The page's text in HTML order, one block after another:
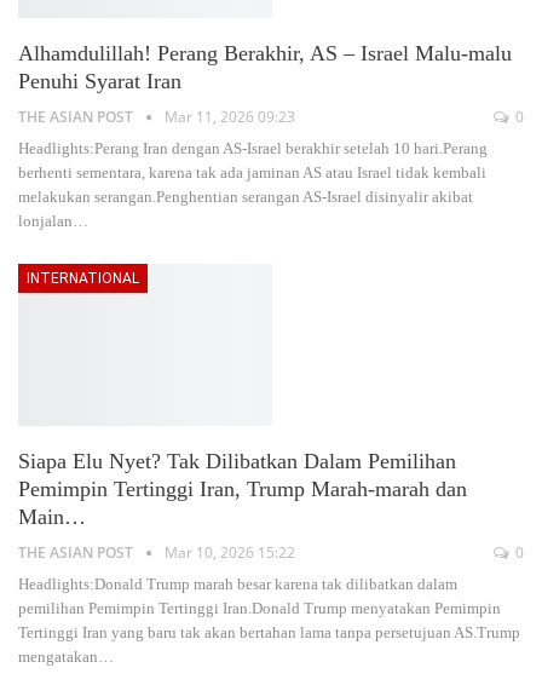
Alhamdulillah! Perang Berakhir, AS – Israel Malu-malu
Penuhi Syarat Iran
THE ASIAN POST Mar 11, 2026 09:23 0
Headlights:Perang Iran dengan AS-Israel berakhir setelah 10 hari.Perang
berhenti sementara, karena tak ada jaminan AS atau Israel tidak kembali
melakukan serangan.Penghentian serangan AS-Israel disinyalir akibat
lonjalan
INTERNATIONAL
Siapa Elu Nyet? Tak Dilibatkan Dalam Pemilihan
Pemimpin Tertinggi Iran, Trump Marah-marah dan
Main…
THE ASIAN POST Mar 10, 2026 15:22 0
Headlights:Donald Trump marah besar karena tak dilibatkan dalam
pemilihan Pemimpin Tertinggi Iran.Donald Trump menyatakan Pemimpin
Tertinggi Iran yang baru tak akan bertahan lama tanpa persetujuan AS.Trump
mengatakan…